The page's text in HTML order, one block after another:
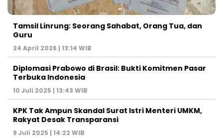
Tamsil Linrung: Seorang Sahabat, Orang Tua, dan
Guru
24 April 2026 | 13:14 WIB
Diplomasi Prabowo di Brasil: Bukti Komitmen Pasar
Terbuka Indonesia
10 Juli 2025 | 13:43 WIB
KPK Tak Ampun Skandal Surat Istri Menteri UMKM,
Rakyat Desak Transparansi
9 Juli 2025 | 14:22 WIB